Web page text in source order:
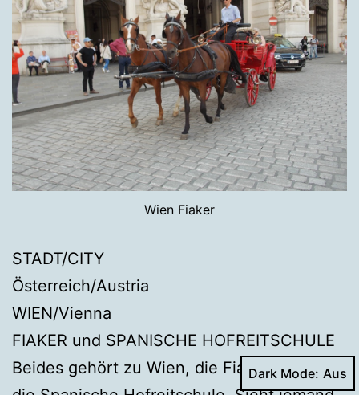
Wien Fiaker
STADT/CITY
Österreich/Austria
WIEN/Vienna
FIAKER und SPANISCHE HOFREITSCHULE
Beides gehört zu Wien, die Fiaker genauso
Dark Mode: